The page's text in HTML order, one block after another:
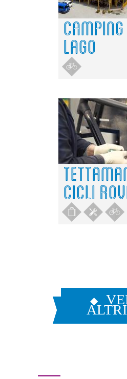
LAGO
CICLI
ALTRI